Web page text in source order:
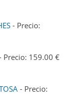
- Precio:
Precio: 159.00 €
- Precio: